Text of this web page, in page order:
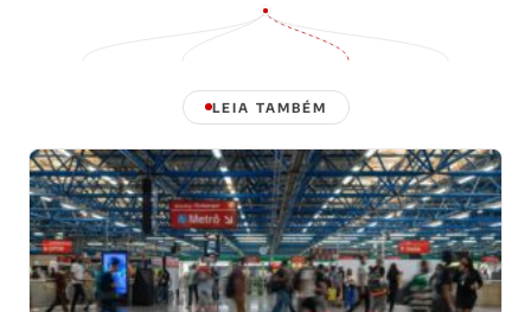
LEIA TAMBÉM